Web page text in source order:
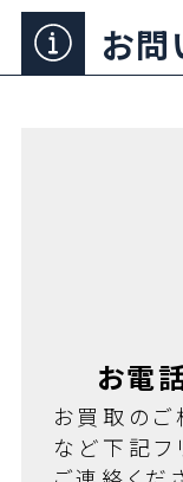
お問
お電
お買取のご
など下記フ